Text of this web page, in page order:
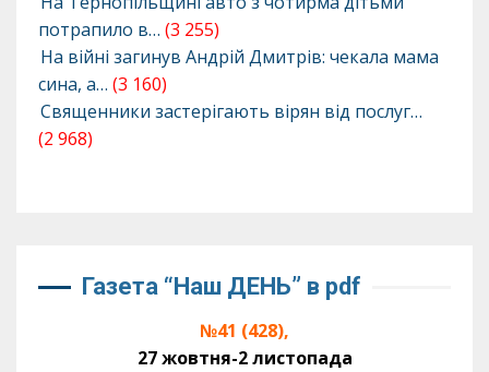
потрапило в… (3 255)
На війні загинув Андрій Дмитрів: чекала мама
сина, а… (3 160)
Священники застерігають вірян від послуг…
(2 968)
Газета “Наш ДЕНЬ” в pdf
№41 (428),
27 жовтня-2 листопада